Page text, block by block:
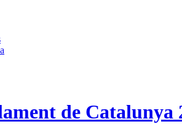
de Catalunya